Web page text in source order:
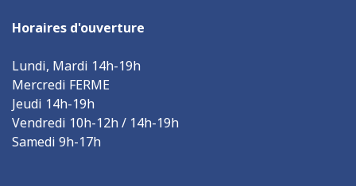
Horaires d'ouverture
Lundi, Mardi 14h-19h
Mercredi FERME
Jeudi 14h-19h
Vendredi 10h-12h / 14h-19h
Samedi 9h-17h